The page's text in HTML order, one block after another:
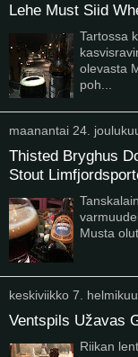
Lehe Must Siid
Tartossa
olevasta
poh...
maanantai 24.
Thisted Bryghus
Stout
Musta
keskiviikko 7.
Ventspils Užavas
Riikan